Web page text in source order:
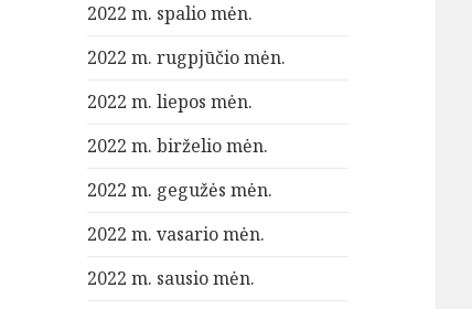
2022 m. spalio mėn.
2022 m. rugpjūčio mėn.
2022 m. liepos mėn.
2022 m. birželio mėn.
2022 m. gegužės mėn.
2022 m. vasario mėn.
2022 m. sausio mėn.